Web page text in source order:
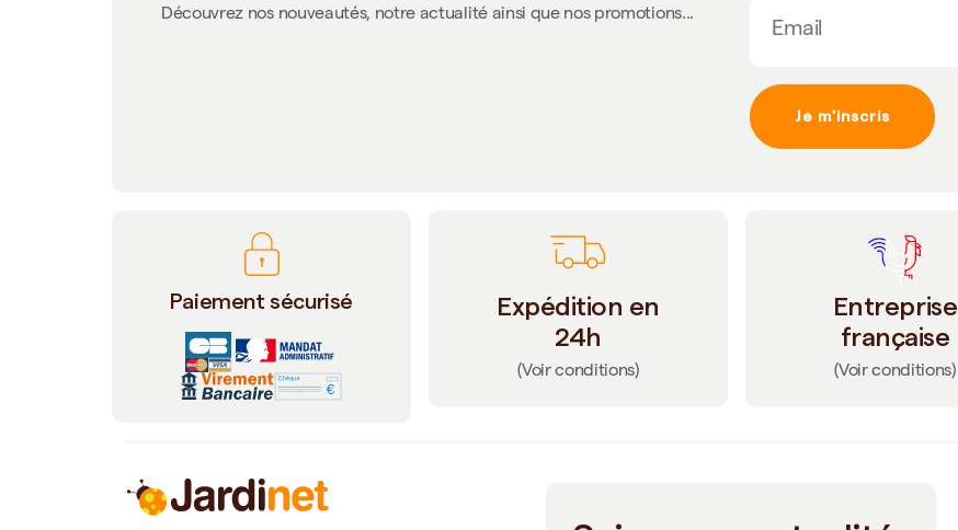
Découvrez nos nouveautés, notre actualité ainsi que nos promotions...
Je m'inscris
Paiement sécurisé
Expédition en
24h
(Voir conditions)
Entreprise
française
(Voir conditions)